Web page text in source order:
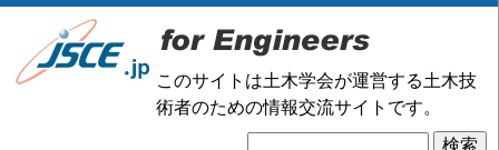
メ
このサイトは土木学会が運営する土木技
術者のための情報交流サイトです。